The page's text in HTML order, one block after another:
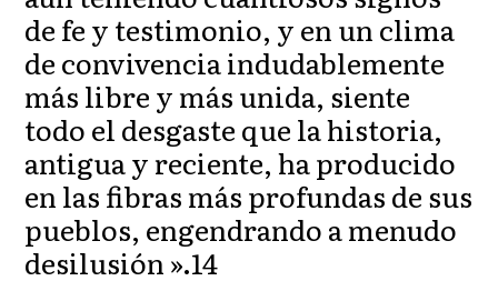
de fe y testimonio, y en un clima
de convivencia indudablemente
más libre y más unida, siente
todo el desgaste que la historia,
antigua y reciente, ha producido
en las fibras más profundas de sus
pueblos, engendrando a menudo
desilusión ».14